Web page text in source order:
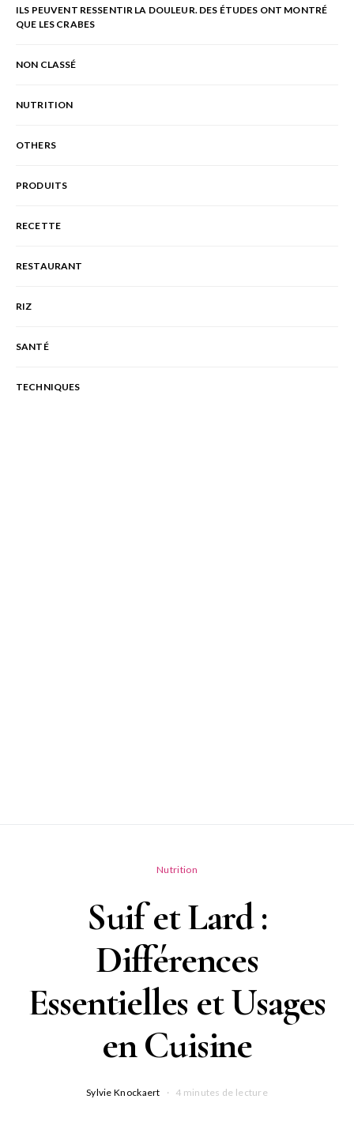
ILS PEUVENT RESSENTIR LA DOULEUR. DES ÉTUDES ONT MONTRÉ
QUE LES CRABES
NON CLASSÉ
NUTRITION
OTHERS
PRODUITS
RECETTE
RESTAURANT
RIZ
SANTÉ
TECHNIQUES
Nutrition
Suif et Lard :
Différences
Essentielles et Usages
en Cuisine
Sylvie Knockaert 4 minutes de lecture